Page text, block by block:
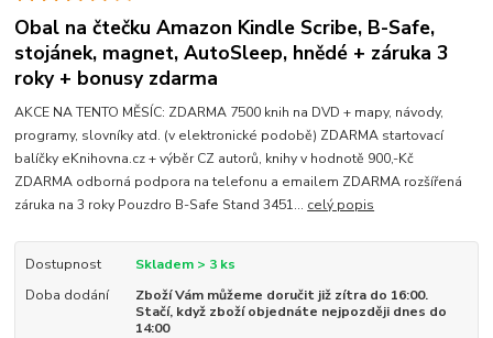
Obal na čtečku Amazon Kindle Scribe, B-Safe,
stojánek, magnet, AutoSleep, hnědé + záruka 3
roky + bonusy zdarma
AKCE NA TENTO MĚSÍC: ZDARMA 7500 knih na DVD + mapy, návody,
programy, slovníky atd. (v elektronické podobě) ZDARMA startovací
balíčky eKnihovna.cz + výběr CZ autorů, knihy v hodnotě 900,-Kč
ZDARMA odborná podpora na telefonu a emailem ZDARMA rozšířená
záruka na 3 roky Pouzdro B-Safe Stand 3451... celý popis
Dostupnost
Skladem > 3 ks
Doba dodání
Zboží Vám můžeme doručit již zítra do 16:00.
Stačí, když zboží objednáte nejpozději dnes do
14:00